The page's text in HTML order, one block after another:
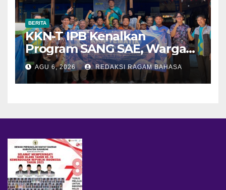
BERITA
KKN-T IPB Kenalkan
Program SANG SAE, Warga
Desa Sangrawayang Diajak
Ubah Sampah Jadi Bernilai
Ekonomi
AGU 6, 2026 REDAKSI RAGAM BAHASA